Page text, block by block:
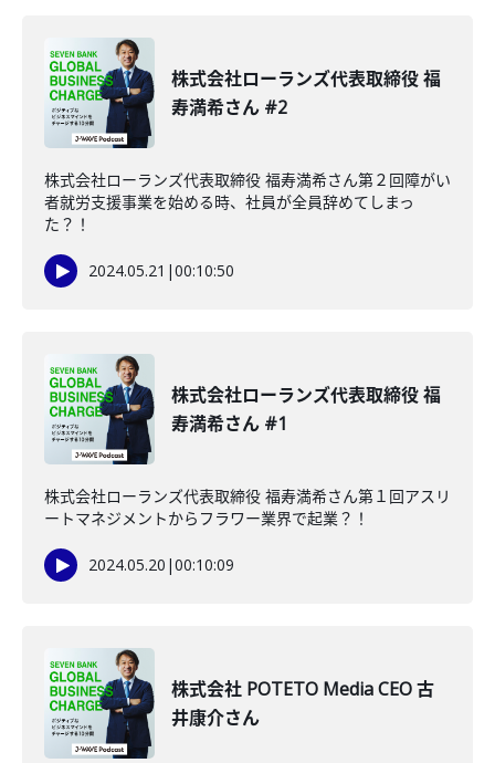
株式会社ローランズ代表取締役 福
寿満希さん #2
株式会社ローランズ代表取締役 福寿満希さん第２回障がい
者就労支援事業を始める時、社員が全員辞めてしまっ
た？！
2024.05.21 |00:10:50
株式会社ローランズ代表取締役 福
寿満希さん #1
株式会社ローランズ代表取締役 福寿満希さん第１回アスリ
ートマネジメントからフラワー業界で起業？！
2024.05.20 |00:10:09
株式会社 POTETO Media CEO 古
井康介さん